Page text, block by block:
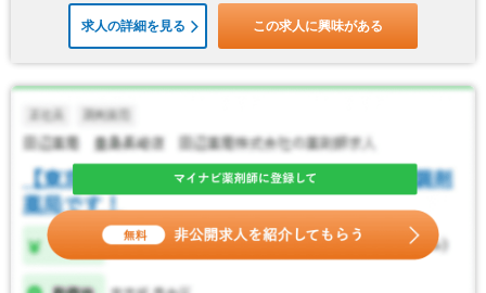
求人の詳細を見る この求人に興味がある